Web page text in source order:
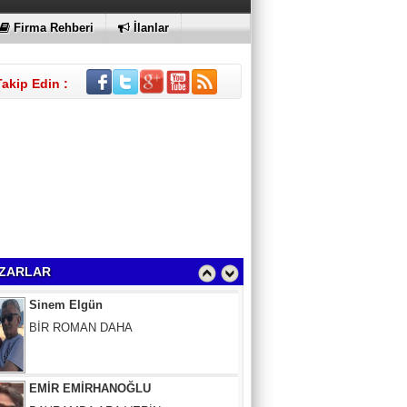
Firma Rehberi İlanlar
Edin :
EMİR EMİRHANOĞLU
BAYRAMDA ARA VERİN
MACİT SOYDAN